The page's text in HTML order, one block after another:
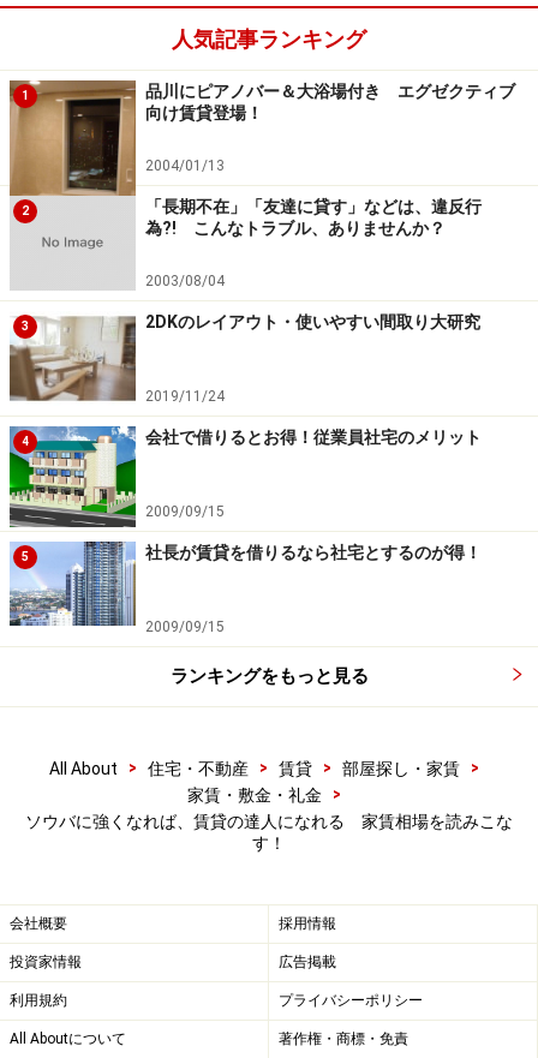
1/2
人気記事ランキング
1
品川にピアノバー＆大浴場付き エグゼクティブ
向け賃貸登場！
2004/01/13
2
「長期不在」「友達に貸す」などは、違反行
為?! こんなトラブル、ありませんか？
2003/08/04
3 2DKのレイアウト・使いやすい間取り大研究
2019/11/24
4 会社で借りるとお得！従業員社宅のメリット
2009/09/15
5 社長が賃貸を借りるなら社宅とするのが得！
2009/09/15
ランキングをもっと見る
All About > 住宅・不動産 > 賃貸 > 部屋探し・家賃
>
家賃・敷金・礼金
>
ソウバに強くなれば、賃貸の達人になれる 家賃相場を読みこな
す！
会社概要 採用情報
投資家情報 広告掲載
利用規約 プライバシーポリシー
All Aboutについて 著作権・商標・免責